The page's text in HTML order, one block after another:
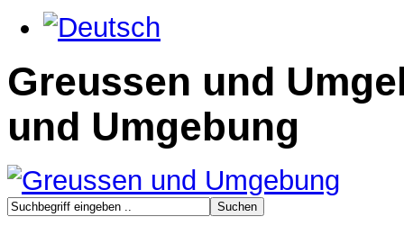
Greussen und
und Umgebung